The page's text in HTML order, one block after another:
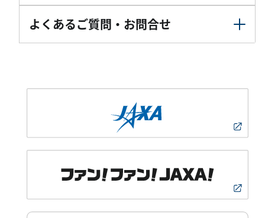
よくあるご質問・お問合せ